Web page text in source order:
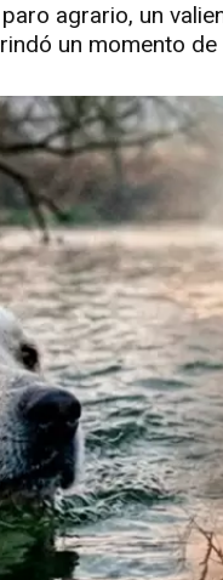
agrario, un
un momento